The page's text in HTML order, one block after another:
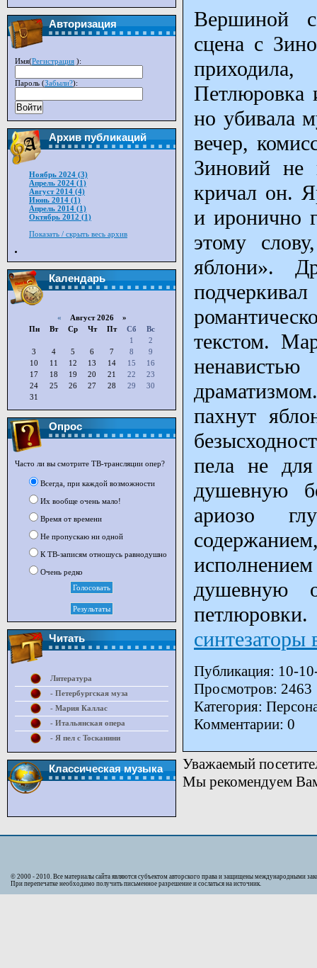
Вершиной
сцена с
Петлюровка
но убивала
вечер,
Зиновий не
кричал он.
и иронично
этому
яблони».
текстом.
пахнут
пела не
душевную
ариозо
душевную
петлюровки.
синтезаторы
Публикация: 10-
Просмотров: 2463
Категория:
Комментарии: 0
Уважаемый
Мы рекомендуем Вам
Авторизация
Имя(Регистрация ):
Пароль (Забыли?):
Войти
Архив публикаций
Ноябрь 2024 (3)
Апрель 2024 (1)
Август 2014 (4)
Июнь 2014 (1)
Апрель 2014 (1)
Октябрь 2012 (1)
Показать / скрыть весь архив
Календарь
« Август 2026 »
Пн
Вт Ср Чт Пт Сб
Вс
1
2
3
4 5 6 7 8
9
10
11 12 13 14 15
16
17
18 19 20 21 22
23
24
25 26 27 28 29
30
31
Опрос
Часто ли вы смотрите ТВ-трансляции опер?
Всегда, при каждой возможности
Их вообще очень мало!
Время от времени
Не пропускаю ни одной
К ТВ-записям отношусь равнодушно
Очень редко
Читать
Литература
- Петербургская муза
- Мария Каллас
- Итальянская опера
- Я пел с Тосканини
Классическая музыка
© 2000 - 2010. Bсе материалы сайта являются субъектом авторского права и защищены международными
При перепечатке необходимо получить письменное разрешение и сослаться на источник.